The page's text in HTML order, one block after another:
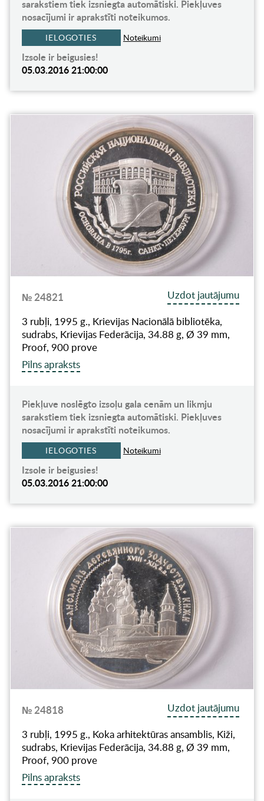
sarakstiem tiek izsniegta automātiski. Piekļuves
nosacījumi ir aprakstīti noteikumos.
IELOGOTIES Noteikumi
Izsole ir beigusies!
05.03.2016 21:00:00
№ 24821
Uzdot jautājumu
3 rubļi, 1995 g., Krievijas Nacionālā bibliotēka,
sudrabs, Krievijas Federācija, 34.88 g, Ø 39 mm,
Proof, 900 prove
Pilns apraksts
Piekļuve noslēgto izsoļu gala cenām un likmju
sarakstiem tiek izsniegta automātiski. Piekļuves
nosacījumi ir aprakstīti noteikumos.
IELOGOTIES Noteikumi
Izsole ir beigusies!
05.03.2016 21:00:00
№ 24818
Uzdot jautājumu
3 rubļi, 1995 g., Koka arhitektūras ansamblis, Kiži,
sudrabs, Krievijas Federācija, 34.88 g, Ø 39 mm,
Proof, 900 prove
Pilns apraksts